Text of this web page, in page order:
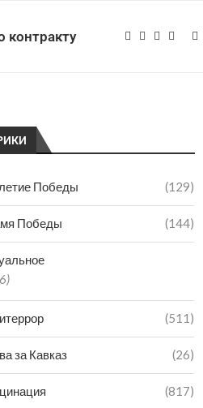
контракту
Победы (129)
Победы (144)
(511)
за Кавказ (26)
(817)